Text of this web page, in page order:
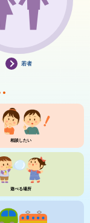
若者
相談したい
遊べる場所